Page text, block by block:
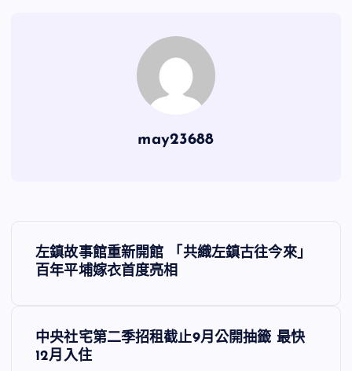
may23688
文
章
覽
左鎮故事館重新開館 「共織左鎮古往今來」
百年平埔嫁衣首度亮相
中央社宅第二季招租截止9月公開抽籤 最快
12月入住